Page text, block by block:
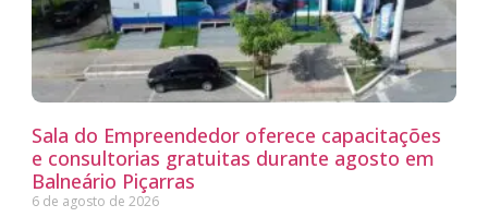
Sala do Empreendedor oferece capacitações
e consultorias gratuitas durante agosto em
Balneário Piçarras
6 de agosto de 2026